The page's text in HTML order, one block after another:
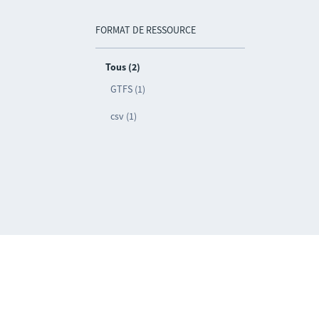
FORMAT DE RESSOURCE
Tous (2)
GTFS (1)
csv (1)